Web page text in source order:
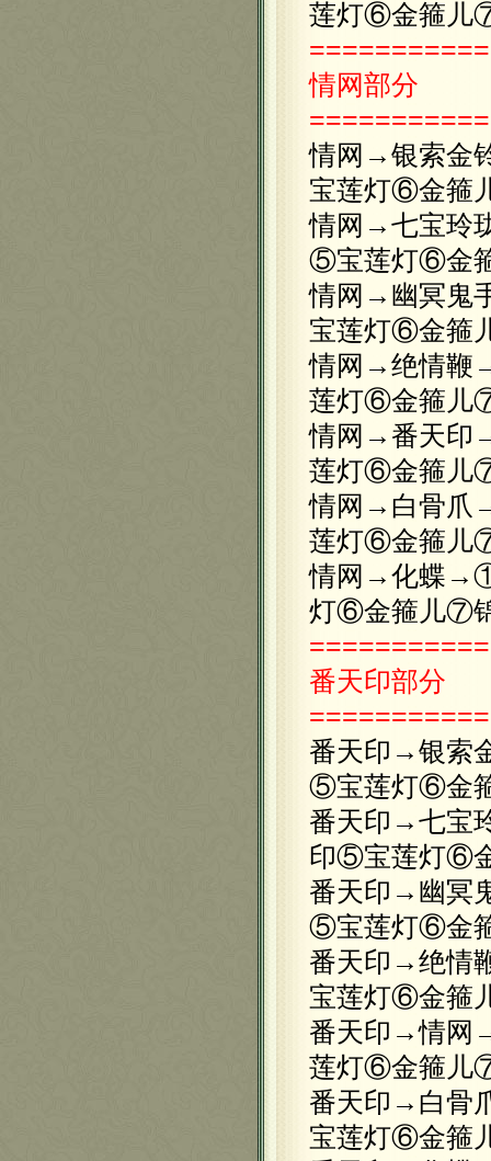
莲灯⑥金箍儿
情网部分
情网→银索
宝莲灯⑥金箍
情网→七宝玲
⑤宝莲灯⑥金
情网→幽冥
宝莲灯⑥金箍
情网→绝情
莲灯⑥金箍儿
情网→番天
莲灯⑥金箍儿
情网→白骨
莲灯⑥金箍儿
情网→化蝶
灯⑥金箍儿⑦
番天印部分
番天印→银索
⑤宝莲灯⑥金
番天印→七宝
印⑤宝莲灯⑥
番天印→幽冥
⑤宝莲灯⑥金
番天印→绝
宝莲灯⑥金箍
番天印→情
莲灯⑥金箍儿
番天印→白
宝莲灯⑥金箍